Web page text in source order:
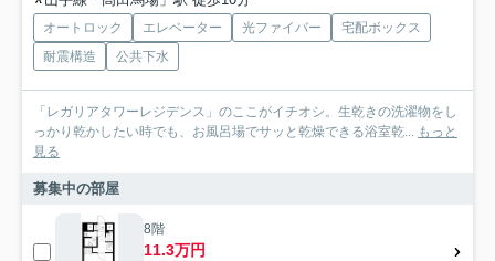
オートロック エレベーター 光ファイバー
宅配ボックス
耐震構造
公共下水
「レガリアタワーレジデンス」のここがイチオシ。生乾きの洗濯物をし
っかり乾かしたい時でも、お風呂場でサッと乾燥できる浴室乾... もっと
見る
募集中の部屋
8階
11.3万円